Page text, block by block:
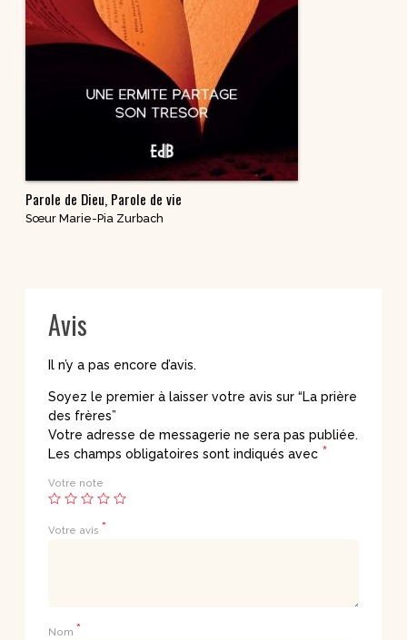
Parole de Dieu, Parole de vie
Sœur Marie-Pia Zurbach
Avis
Il n’y a pas encore d’avis.
Soyez le premier à laisser votre avis sur “La prière
des frères”
Votre adresse de messagerie ne sera pas publiée.
Les champs obligatoires sont indiqués avec *
Votre note
Votre avis *
Nom *